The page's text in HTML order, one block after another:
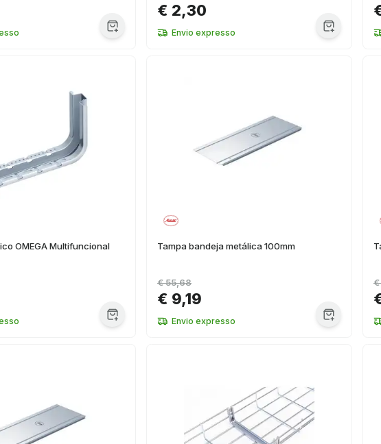
€ 2,30
Envio expresso
OMEGA Multifuncional
Tampa bandeja metálica 100mm
€ 9,19
€ 55,68
Envio expresso
€